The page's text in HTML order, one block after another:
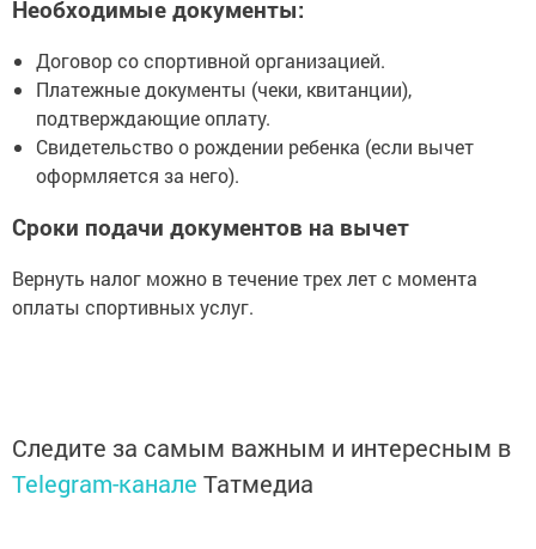
Необходимые документы:
Договор со спортивной организацией.
Платежные документы (чеки, квитанции),
подтверждающие оплату.
Свидетельство о рождении ребенка (если вычет
оформляется за него).
Сроки подачи документов на вычет
Вернуть налог можно в течение трех лет с момента
оплаты спортивных услуг.
Следите за самым важным и интересным в
Telegram-канале Татмедиа